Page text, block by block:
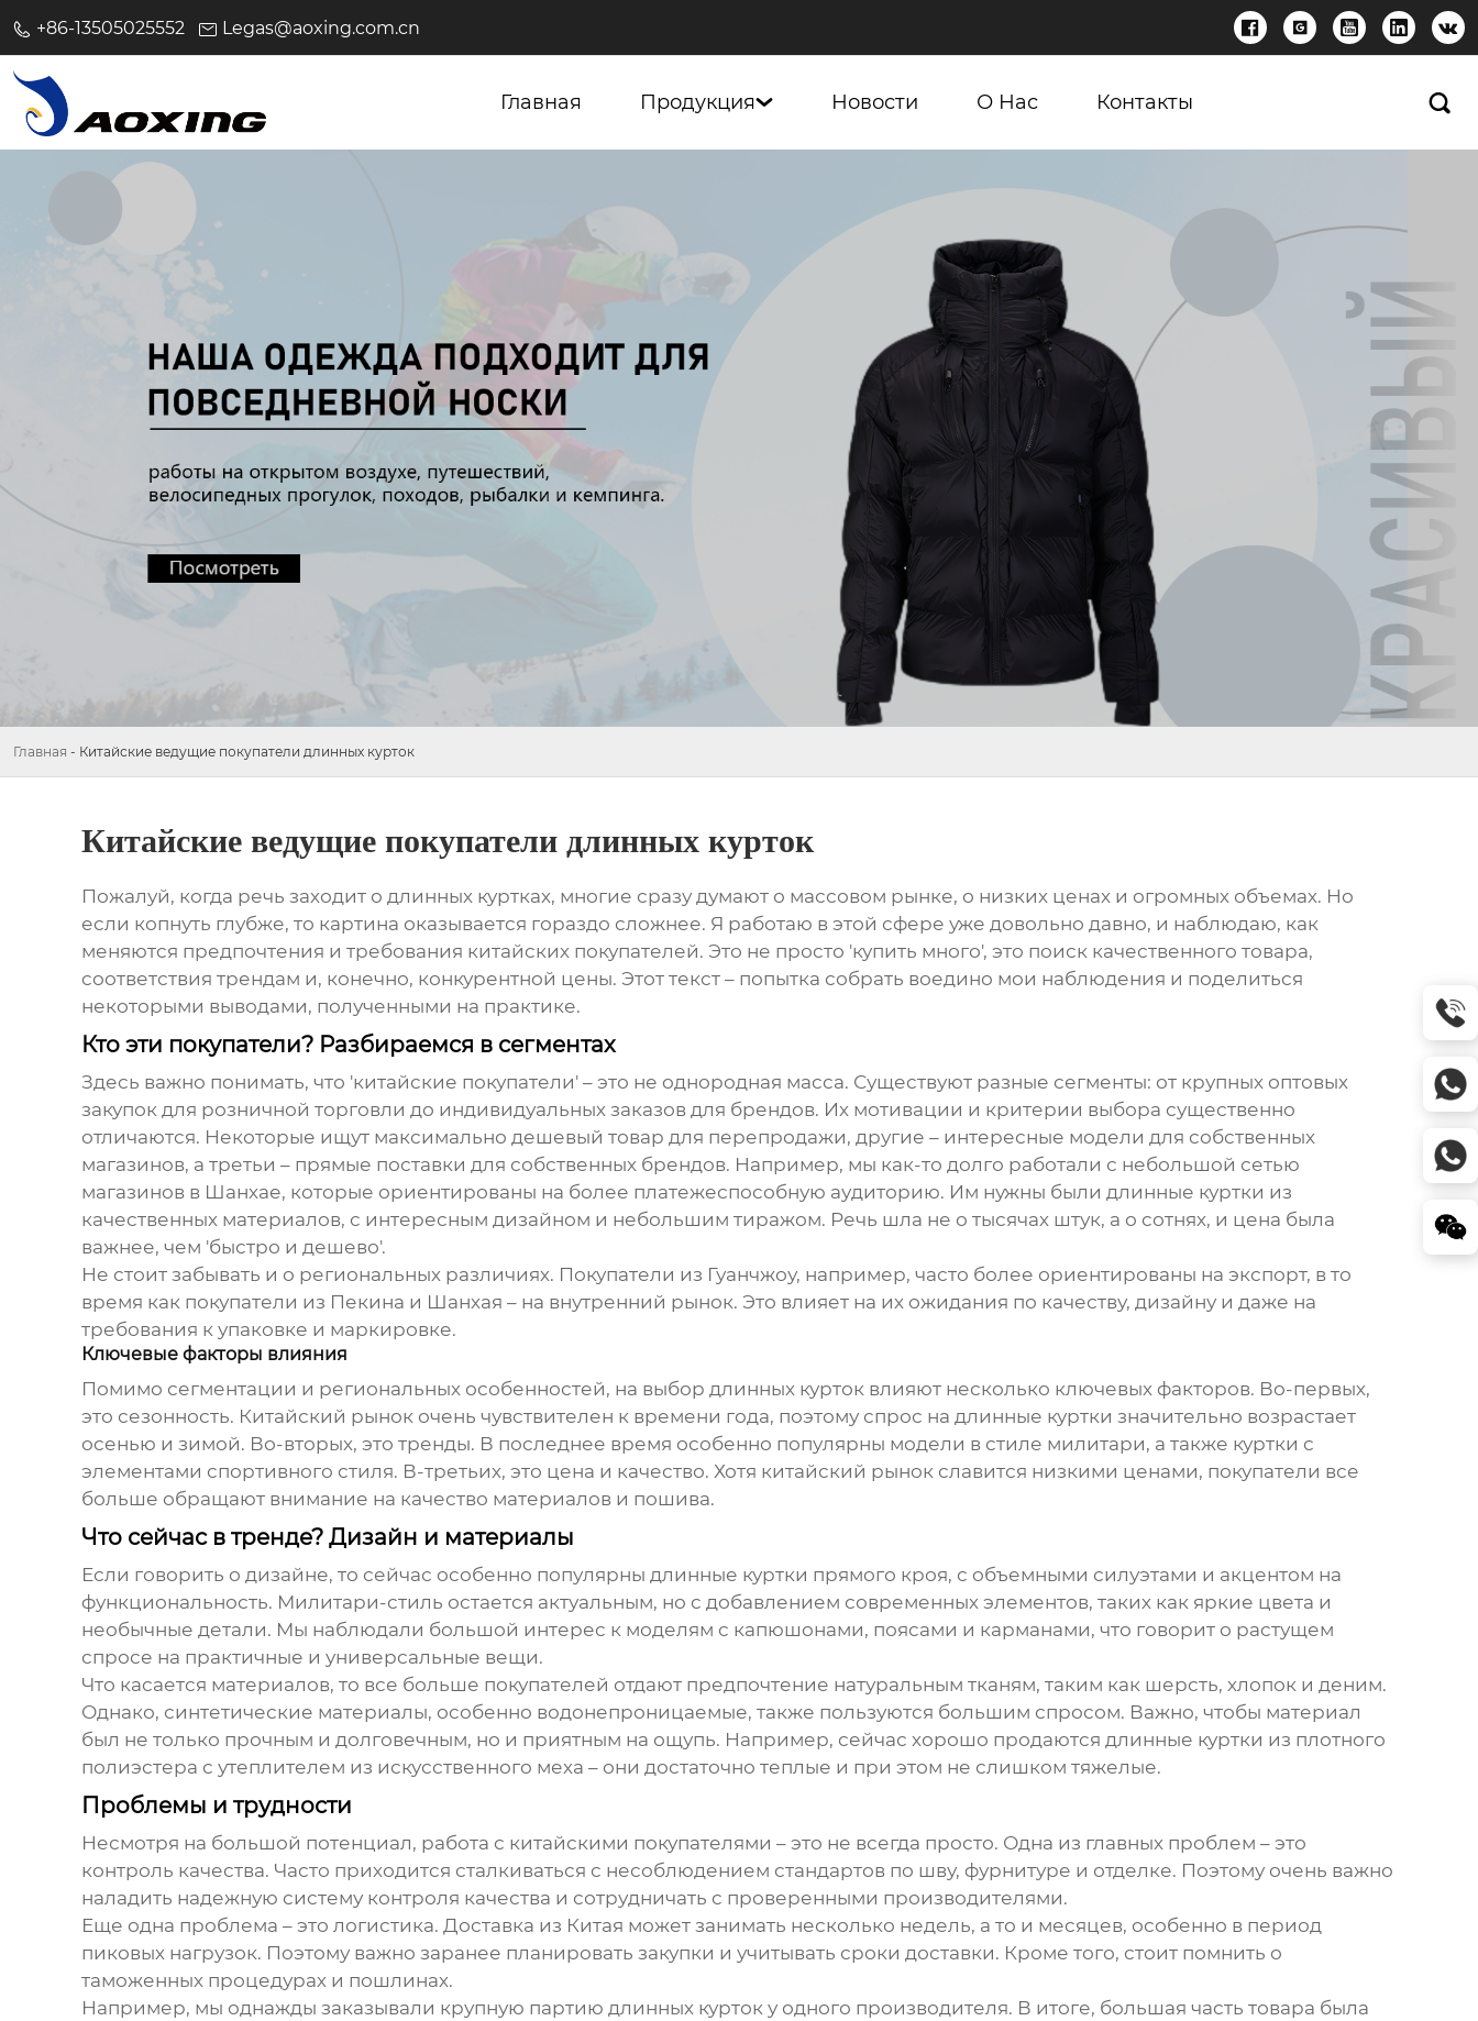
+86-13505025552 Legas@aoxing.com.cn     
Главная Продукция Новости О Нас Контакты 
Главная - Китайские ведущие покупатели длинных курток
Китайские ведущие покупатели длинных курток
Пожалуй, когда речь заходит о длинных куртках, многие сразу думают о массовом рынке, о низких ценах и огромных объемах. Но
если копнуть глубже, то картина оказывается гораздо сложнее. Я работаю в этой сфере уже довольно давно, и наблюдаю, как
меняются предпочтения и требования китайских покупателей. Это не просто 'купить много', это поиск качественного товара,
соответствия трендам и, конечно, конкурентной цены. Этот текст – попытка собрать воедино мои наблюдения и поделиться
некоторыми выводами, полученными на практике.
Кто эти покупатели? Разбираемся в сегментах
Здесь важно понимать, что 'китайские покупатели' – это не однородная масса. Существуют разные сегменты: от крупных оптовых
закупок для розничной торговли до индивидуальных заказов для брендов. Их мотивации и критерии выбора существенно
отличаются. Некоторые ищут максимально дешевый товар для перепродажи, другие – интересные модели для собственных
магазинов, а третьи – прямые поставки для собственных брендов. Например, мы как-то долго работали с небольшой сетью
магазинов в Шанхае, которые ориентированы на более платежеспособную аудиторию. Им нужны были длинные куртки из
качественных материалов, с интересным дизайном и небольшим тиражом. Речь шла не о тысячах штук, а о сотнях, и цена была
важнее, чем 'быстро и дешево'.
Не стоит забывать и о региональных различиях. Покупатели из Гуанчжоу, например, часто более ориентированы на экспорт, в то
время как покупатели из Пекина и Шанхая – на внутренний рынок. Это влияет на их ожидания по качеству, дизайну и даже на
требования к упаковке и маркировке.
Ключевые факторы влияния
Помимо сегментации и региональных особенностей, на выбор длинных куртоквлияют несколько ключевых факторов. Во-первых,
это сезонность. Китайский рынок очень чувствителен к времени года, поэтому спрос на длинные куртки значительно возрастает
осенью и зимой. Во-вторых, это тренды. В последнее время особенно популярны модели в стиле милитари, а также куртки с
элементами спортивного стиля. В-третьих, это цена и качество. Хотя китайский рынок славится низкими ценами, покупатели все
больше обращают внимание на качество материалов и пошива.
Что сейчас в тренде? Дизайн и материалы
Если говорить о дизайне, то сейчас особенно популярны длинные куртки прямого кроя, с объемными силуэтами и акцентом на
функциональность. Милитари-стиль остается актуальным, но с добавлением современных элементов, таких как яркие цвета и
необычные детали. Мы наблюдали большой интерес к моделям с капюшонами, поясами и карманами, что говорит о растущем
спросе на практичные и универсальные вещи.
Что касается материалов, то все больше покупателей отдают предпочтение натуральным тканям, таким как шерсть, хлопок и деним.
Однако, синтетические материалы, особенно водонепроницаемые, также пользуются большим спросом. Важно, чтобы материал
был не только прочным и долговечным, но и приятным на ощупь. Например, сейчас хорошо продаются длинные куртки из плотного
полиэстера с утеплителем из искусственного меха – они достаточно теплые и при этом не слишком тяжелые.
Проблемы и трудности
Несмотря на большой потенциал, работа с китайскими покупателями – это не всегда просто. Одна из главных проблем – это
контроль качества. Часто приходится сталкиваться с несоблюдением стандартов по шву, фурнитуре и отделке. Поэтому очень важно
наладить надежную систему контроля качества и сотрудничать с проверенными производителями.
Еще одна проблема – это логистика. Доставка из Китая может занимать несколько недель, а то и месяцев, особенно в период
пиковых нагрузок. Поэтому важно заранее планировать закупки и учитывать сроки доставки. Кроме того, стоит помнить о
таможенных процедурах и пошлинах.
Например, мы однажды заказывали крупную партию длинных куртоку одного производителя. В итоге, большая часть товара была